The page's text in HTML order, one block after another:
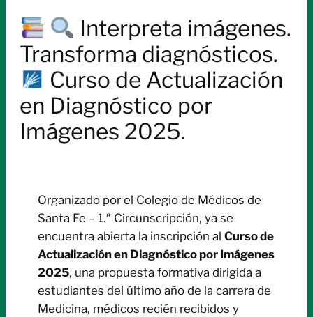
Interpreta imágenes.
Transforma diagnósticos.
Curso de Actualización
en Diagnóstico por
Imágenes 2025.
Organizado por el Colegio de Médicos de
Santa Fe – 1.ª Circunscripción, ya se
encuentra abierta la inscripción al Curso de
Actualización en Diagnóstico por Imágenes
2025, una propuesta formativa dirigida a
estudiantes del último año de la carrera de
Medicina, médicos recién recibidos y